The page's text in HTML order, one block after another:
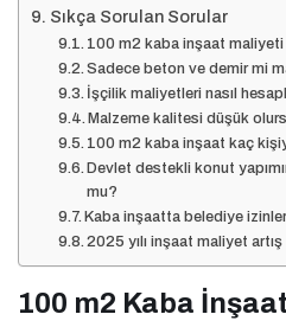
Sıkça Sorulan Sorular
100 m2 kaba inşaat
Sadece beton ve demir mi
İşçilik maliyetleri nasıl
Malzeme kalitesi düşük
100 m2 kaba inşaat kaç
Devlet destekli konut
mu?
Kaba inşaatta belediye
2025 yılı inşaat maliyet
100 m2 Kaba